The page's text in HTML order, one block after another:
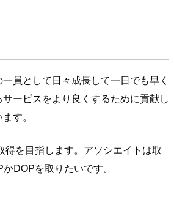
員として日々成長して一日でも早く
ービスをより良くするために貢献し
す。
得を目指します。アソシエイトは取
DOPを取りたいです。